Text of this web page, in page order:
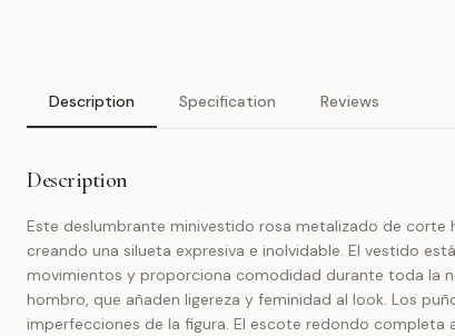
Description Specification Reviews
Description
Este deslumbrante minivestido rosa metalizado de
creando una silueta expresiva e inolvidable. El vestido
movimientos y proporciona comodidad durante toda la
hombro, que añaden ligereza y feminidad al look. Los
imperfecciones de la figura. El escote redondo completa